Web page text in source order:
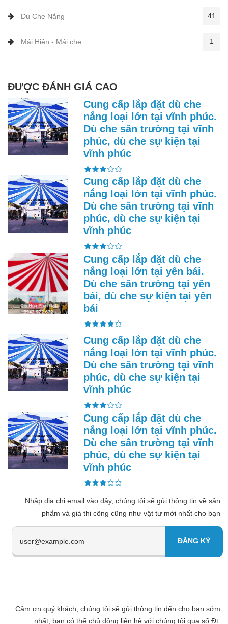
Dù Che Nắng 41
Mái Hiên - Mái che 1
ĐƯỢC ĐÁNH GIÁ CAO
Cung cấp lắp đặt dù che
nắng loại lớn tại vĩnh phúc.
Dù che sân trường tại vĩnh
phúc, dù che sự kiện tại
vĩnh phúc
Cung cấp lắp đặt dù che
nắng loại lớn tại vĩnh phúc.
Dù che sân trường tại vĩnh
phúc, dù che sự kiện tại
vĩnh phúc
Cung cấp lắp đặt dù che
nắng loại lớn tại yên bái.
Dù che sân trường tại yên
bái, dù che sự kiện tại yên
bái
Cung cấp lắp đặt dù che
nắng loại lớn tại vĩnh phúc.
Dù che sân trường tại vĩnh
phúc, dù che sự kiện tại
vĩnh phúc
Cung cấp lắp đặt dù che
nắng loại lớn tại vĩnh phúc.
Dù che sân trường tại vĩnh
phúc, dù che sự kiện tại
vĩnh phúc
Nhập địa chi email vào đây, chúng tôi sẽ gửi thông tin về sản
phẩm và giá thi công cũng như vật tư mới nhất cho bạn
Cảm ơn quý khách, chúng tôi sẽ gửi thông tin đến cho bạn sớm
nhất, bạn có thể chủ động liên hệ với chúng tôi qua số Đt: